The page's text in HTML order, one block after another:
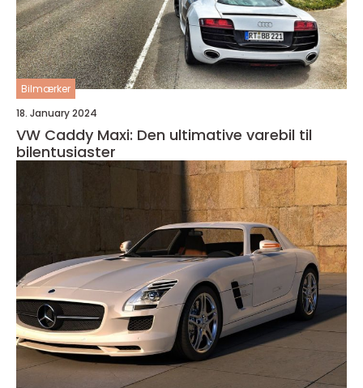
Bilmærker
18. January 2024
VW Caddy Maxi: Den ultimative varebil til
bilentusiaster